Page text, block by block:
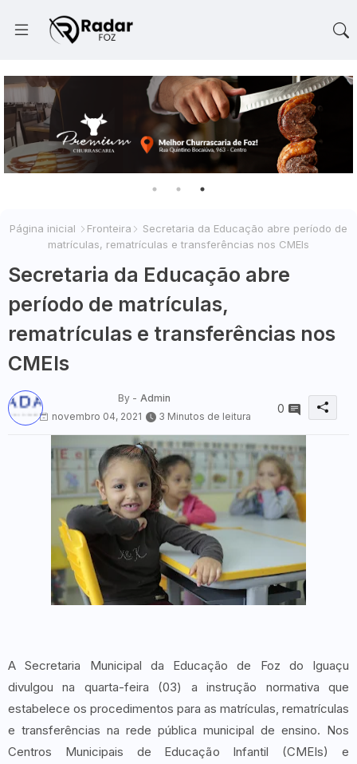
Página inicial Fronteira
Secretaria da Educação abre período de
matrículas, rematrículas e transferências nos CMEIs
Secretaria da Educação abre
período de matrículas,
rematrículas e transferências nos
CMEIs
By - Admin
novembro 04, 2021
3 Minutos de leitura
0
A Secretaria Municipal da Educação de Foz do Iguaçu
divulgou na quarta-feira (03) a instrução normativa que
estabelece os procedimentos para as matrículas, rematrículas
e transferências na rede pública municipal de ensino. Nos
Centros Municipais de Educação Infantil (CMEIs) e